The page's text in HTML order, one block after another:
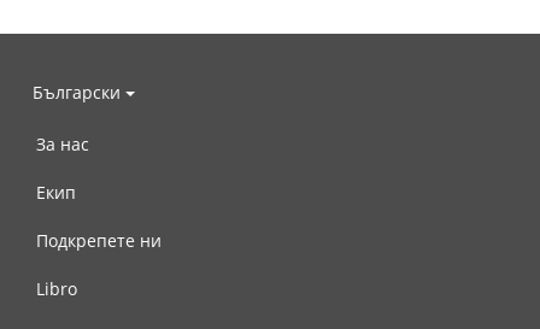
Български
За нас
Екип
Подкрепете ни
Libro